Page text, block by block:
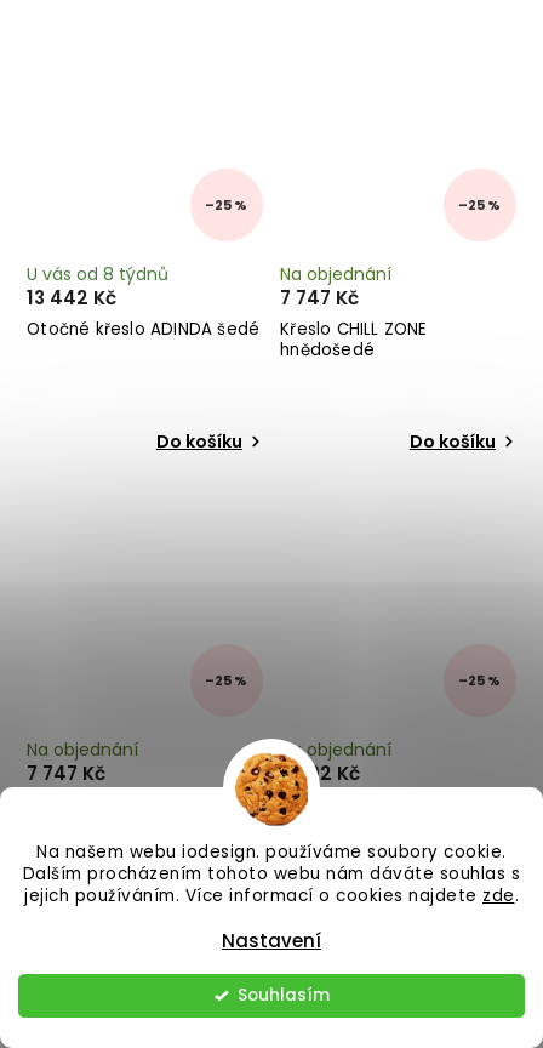
Na našem webu iodesign. používáme soubory cookie.
Dalším procházením tohoto webu nám dáváte souhlas s
jejich používáním. Více informací o cookies najdete zde.
Nastavení
Souhlasím
–25 %
Otočné křeslo ADINDA šedé
U vás od 8 týdnů
13 442 Kč
Do košíku
–25 %
Křeslo CHILL ZONE
hnědošedé
Na objednání
7 747 Kč
Do košíku
–25 %
Na objednání
7 747 Kč
–25 %
Křeslo TOD šedé bouclé
Na objednání
8 392 Kč